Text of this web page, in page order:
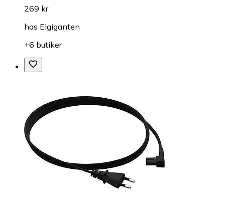
269 kr
hos Elgiganten
+6 butiker